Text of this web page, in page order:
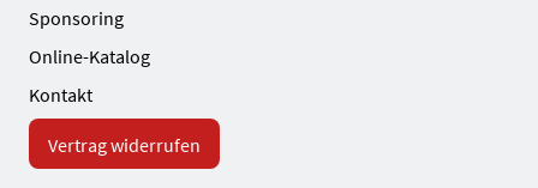
Sponsoring
Online-Katalog
Kontakt
Vertrag widerrufen